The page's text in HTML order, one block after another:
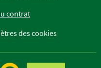
contrat
des cookies